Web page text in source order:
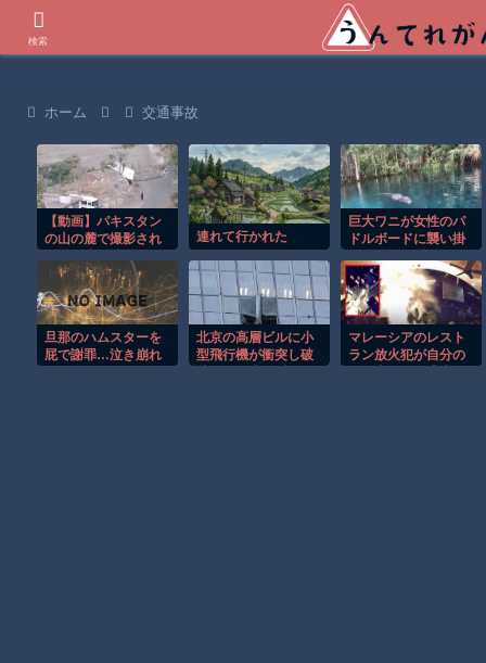
ホーム 交通事故
【動画】パキスタン
の山の麓で撮影され
る。
連れて行かれた
巨大ワニが女性のパ
ドルボードに襲い掛
旦那のハムスターを
屁で謝罪…泣き崩れ
北京の高層ビルに小
型飛行機が衝突し破
マレーシアのレスト
ラン放火犯が自分の
検索